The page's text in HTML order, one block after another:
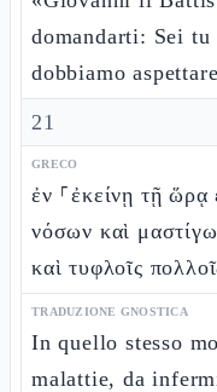
domandarti: Sei
dobbiamo
21
GRECO
ἐν ⸀ἐκείνῃ τῇ
νόσων καὶ
καὶ τυφλοῖς
TRADUZIONE GNOSTICA
In quello stesso
malattie, da